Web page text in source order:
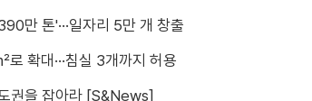
만 톤'···일자리 5만 개 창출
확대···침실 3개까지 허용
권을 잡아라 [S&News]